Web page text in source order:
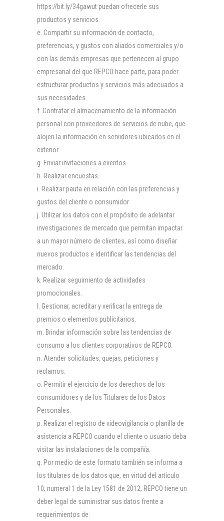
https://bit.ly/34gawut puedan ofrecerle sus
productos y servicios.
Compartir su información de contacto,
preferencias, y gustos con aliados comerciales y/o
con las demás empresas que pertenecen al grupo
empresarial del que REPCO hace parte, para poder
estructurar productos y servicios más adecuados a
sus necesidades.
Contratar el almacenamiento de la información
personal con proveedores de servicios de nube, que
alojen la información en servidores ubicados en el
exterior.
Enviar invitaciones a eventos.
Realizar encuestas.
Realizar pauta en relación con las preferencias y
gustos del cliente o consumidor.
Utilizar los datos con el propósito de adelantar
investigaciones de mercado que permitan impactar
a un mayor número de clientes, así como diseñar
nuevos productos e identificar las tendencias del
mercado.
Realizar seguimiento de actividades
promocionales.
Gestionar, acreditar y verificar la entrega de
premios o elementos publicitarios.
Brindar información sobre las tendencias de
consumo a los clientes corporativos de REPCO.
Atender solicitudes, quejas, peticiones y
reclamos.
Permitir el ejercicio de los derechos de los
consumidores y de los Titulares de los Datos
Personales.
Realizar el registro de videovigilancia o planilla de
asistencia a REPCO cuando el cliente o usuario deba
visitar las instalaciones de la compañía.
Por medio de este formato también se informa a
los titulares de los datos que, en virtud del artículo
10, numeral 1 de la Ley 1581 de 2012, REPCO tiene un
deber legal de suministrar sus datos frente a
requerimientos de: